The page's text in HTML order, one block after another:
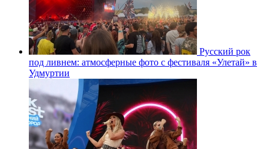
Русский рок
под ливнем: атмосферные фото с фестиваля «Улетай» в
Удмуртии